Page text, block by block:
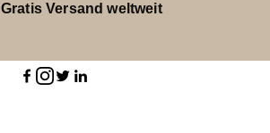
Gratis Versand weltweit